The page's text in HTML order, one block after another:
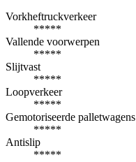
Vorkheftruckverkeer
*****
Vallende voorwerpen
*****
Slijtvast
*****
Loopverkeer
*****
Gemotoriseerde palletwagens
*****
Antislip
*****